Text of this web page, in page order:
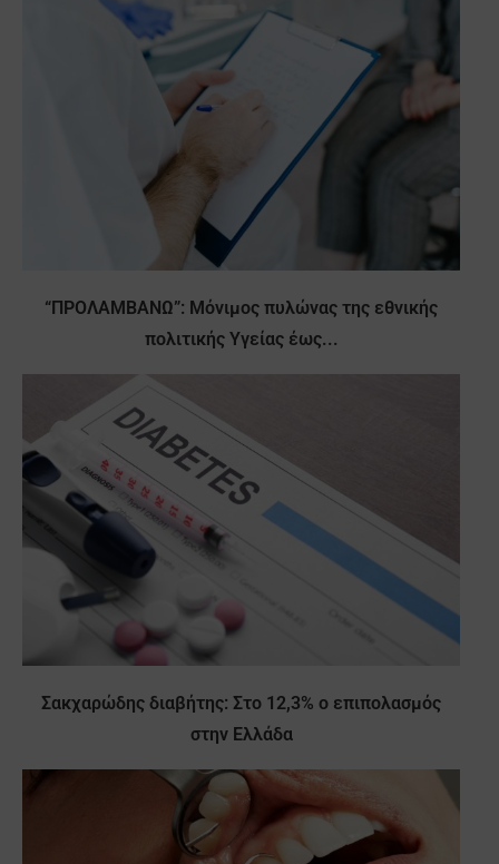
“ΠΡΟΛΑΜΒΑΝΩ”: Μόνιμος πυλώνας της εθνικής
πολιτικής Υγείας έως...
Σακχαρώδης διαβήτης: Στο 12,3% ο επιπολασμός
στην Ελλάδα